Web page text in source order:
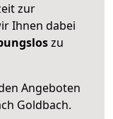
zur
Ihnen dabei
zu
Angeboten
Goldbach.